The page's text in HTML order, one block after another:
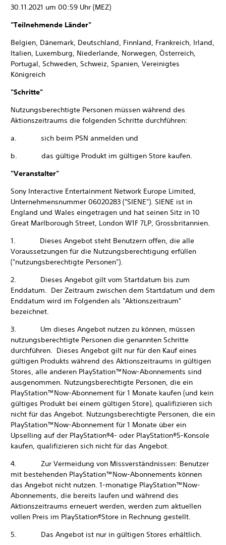
30.11.2021 um 00:59 Uhr (MEZ)
"Teilnehmende Länder"
Belgien, Dänemark, Deutschland, Finnland, Frankreich, Irland,
Italien, Luxemburg, Niederlande, Norwegen, Österreich,
Portugal, Schweden, Schweiz, Spanien, Vereinigtes
Königreich
"Schritte"
Nutzungsberechtigte Personen müssen während des
Aktionszeitraums die folgenden Schritte durchführen:
a. sich beim PSN anmelden und
b. das gültige Produkt im gültigen Store kaufen.
"Veranstalter"
Sony Interactive Entertainment Network Europe Limited,
Unternehmensnummer 06020283 ("SIENE"). SIENE ist in
England und Wales eingetragen und hat seinen Sitz in 10
Great Marlborough Street, London W1F 7LP, Grossbritannien.
1. Dieses Angebot steht Benutzern offen, die alle
Voraussetzungen für die Nutzungsberechtigung erfüllen
("nutzungsberechtigte Personen").
2. Dieses Angebot gilt vom Startdatum bis zum
Enddatum. Der Zeitraum zwischen dem Startdatum und dem
Enddatum wird im Folgenden als "Aktionszeitraum"
bezeichnet.
3. Um dieses Angebot nutzen zu können, müssen
nutzungsberechtigte Personen die genannten Schritte
durchführen. Dieses Angebot gilt nur für den Kauf eines
gültigen Produkts während des Aktionszeitraums in gültigen
Stores, alle anderen PlayStation™Now-Abonnements sind
ausgenommen. Nutzungsberechtigte Personen, die ein
PlayStation™Now-Abonnement für 1 Monate kaufen (und kein
gültiges Produkt bei einem gültigen Store), qualifizieren sich
nicht für das Angebot. Nutzungsberechtigte Personen, die ein
PlayStation™Now-Abonnement für 1 Monate über ein
Upselling auf der PlayStation®4- oder PlayStation®5-Konsole
kaufen, qualifizieren sich nicht für das Angebot.
4. Zur Vermeidung von Missverständnissen: Benutzer
mit bestehenden PlayStation™Now-Abonnements können
das Angebot nicht nutzen. 1-monatige PlayStation™Now-
Abonnements, die bereits laufen und während des
Aktionszeitraums erneuert werden, werden zum aktuellen
vollen Preis im PlayStation®Store in Rechnung gestellt.
5. Das Angebot ist nur in gültigen Stores erhältlich.